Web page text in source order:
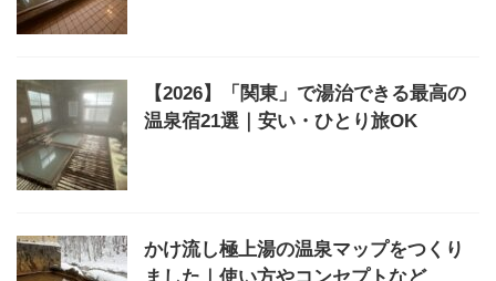
【2026】「関東」で湯治できる最高の
温泉宿21選｜安い・ひとり旅OK
かけ流し極上湯の温泉マップをつくり